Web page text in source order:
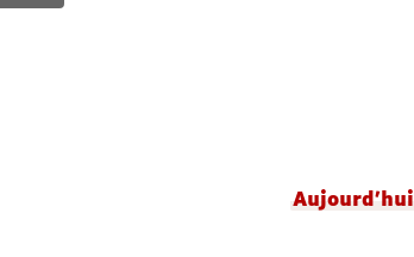
Aujourd'hui